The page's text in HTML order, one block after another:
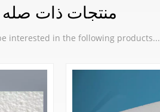
منتجات ذات صله
interested in the following products...